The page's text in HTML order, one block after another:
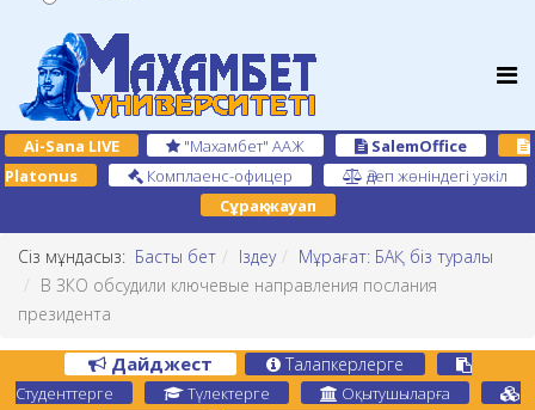
Ai-Sana LIVE "Махамбет" ААЖ
SalemOffice
Platonus
Комплаенс-офицер
Әдеп жөніндегі уәкіл
Сұрақ-жауап
Сіз мұндасыз: Басты бет Іздеу
Мұрағат: БАҚ біз туралы
В ЗКО обсудили ключевые направления послания
президента
Дайджест Талапкерлерге
Студенттерге Түлектерге
Оқытушыларға